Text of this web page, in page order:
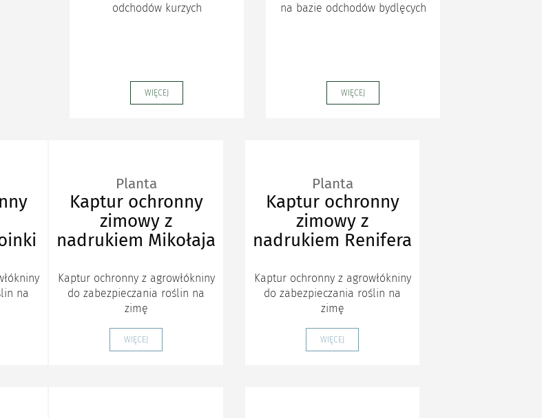
odchodów kurzych
WIĘCEJ
na bazie odchodów bydlęcych
WIĘCEJ
na
Planta
Kaptur ochronny
zimowy z
nadrukiem Mikołaja
Kaptur ochronny z agrowłókniny
do zabezpieczania roślin na
zimę
WIĘCEJ
Planta
Kaptur ochronny
zimowy z
nadrukiem Renifera
Kaptur ochronny z agrowłókniny
do zabezpieczania roślin na
zimę
WIĘCEJ